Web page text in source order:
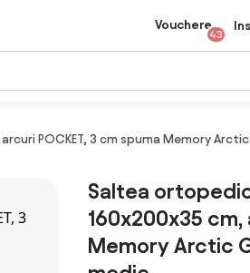
Vouchere
43
POCKET, 3 cm spuma Memory
Saltea
160x200x35 cm,
Memory Arctic